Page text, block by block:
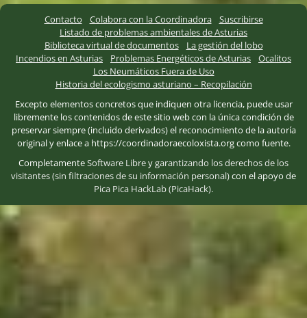
Contacto Colabora con la Coordinadora
Suscribirse
Listado de problemas ambientales de Asturias
Biblioteca virtual de documentos
La gestión del lobo
Incendios en Asturias
Problemas Energéticos de Asturias
Ocalitos
Los Neumáticos Fuera de Uso
Historia del ecologismo asturiano – Recopilación
Excepto elementos concretos que indiquen otra licencia, puede usar
libremente los contenidos de este sitio web con la única condición de
preservar siempre (incluido derivados) el reconocimiento de la autoría
original y enlace a https://coordinadoraecoloxista.org como fuente.
CompletamenteSoftware Libreygarantizando los derechos de los
visitantes (sin filtraciones de su información personal)con el apoyo de
Pica Pica HackLab (PicaHack).